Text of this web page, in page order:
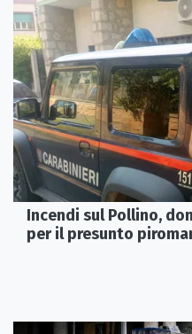
Incendi sul Pollino,
per il presunto